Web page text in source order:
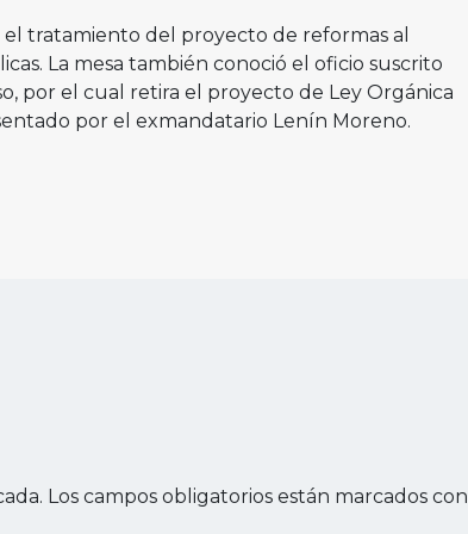
tratamiento del proyecto de reformas al
La mesa también conoció el oficio suscrito
por el cual retira el proyecto de Ley Orgánica
por el exmandatario Lenín Moreno.
Los campos obligatorios están marcados con